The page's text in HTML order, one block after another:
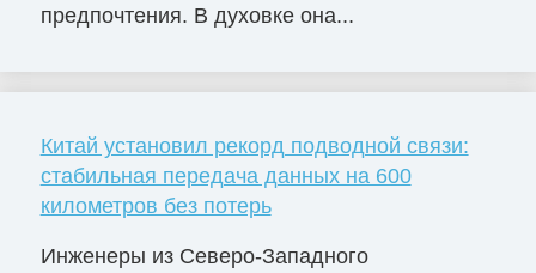
предпочтения. В духовке она...
Китай установил рекорд подводной связи:
стабильная передача данных на 600
километров без потерь
Инженеры из Северо-Западного